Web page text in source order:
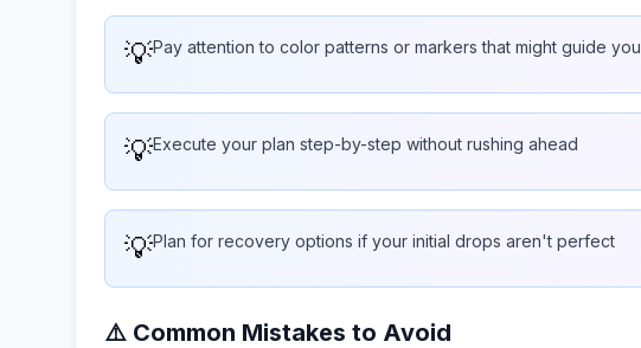
💡Pay attention to color patterns or markers that might guide you
💡Execute your plan step-by-step without rushing ahead
💡Plan for recovery options if your initial drops aren't perfect
⚠️ Common Mistakes to Avoid